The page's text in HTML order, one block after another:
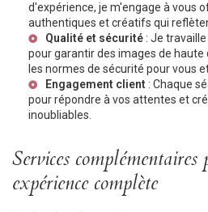
d'expérience, je m'engage à vous
authentiques et créatifs qui
Qualité et sécurité : Je
pour garantir des images de
les normes de sécurité pour vous
Engagement client : Chaque
pour répondre à vos attentes et
inoubliables.
Services complémentaires
expérience complète